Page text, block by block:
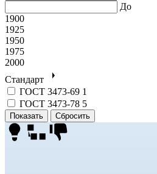
До
1900
1925
1950
1975
2000
Стандарт
ГОСТ 3473-69 1
ГОСТ 3473-78 5